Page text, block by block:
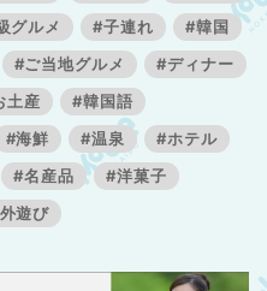
グルメ #子連れ
#韓国
#ご当地グルメ
#ディナー
土産
#韓国語
#海鮮 #温泉
#ホテル
#名産品
#洋菓子
遊び